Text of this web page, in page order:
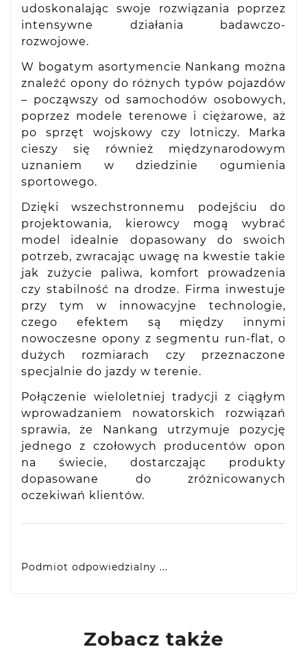
udoskonalając swoje rozwiązania poprzez
intensywne działania badawczo-
rozwojowe.
W bogatym asortymencie Nankang można
znaleźć opony do różnych typów pojazdów
– począwszy od samochodów osobowych,
poprzez modele terenowe i ciężarowe, aż
po sprzęt wojskowy czy lotniczy. Marka
cieszy się również międzynarodowym
uznaniem w dziedzinie ogumienia
sportowego.
Dzięki wszechstronnemu podejściu do
projektowania, kierowcy mogą wybrać
model idealnie dopasowany do swoich
potrzeb, zwracając uwagę na kwestie takie
jak zużycie paliwa, komfort prowadzenia
czy stabilność na drodze. Firma inwestuje
przy tym w innowacyjne technologie,
czego efektem są między innymi
nowoczesne opony z segmentu run-flat, o
dużych rozmiarach czy przeznaczone
specjalnie do jazdy w terenie.
Połączenie wieloletniej tradycji z ciągłym
wprowadzaniem nowatorskich rozwiązań
sprawia, że Nankang utrzymuje pozycję
jednego z czołowych producentów opon
na świecie, dostarczając produkty
dopasowane do zróżnicowanych
oczekiwań klientów.
Podmiot odpowiedzialny ...
Zobacz także